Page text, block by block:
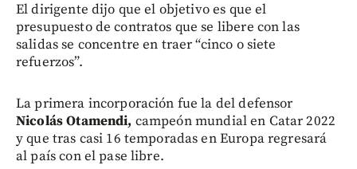
El dirigente dijo que el objetivo es que el
presupuesto de contratos que se libere con las
salidas se concentre en traer “cinco o siete
refuerzos”.
La primera incorporación fue la del defensor
Nicolás Otamendi, campeón mundial en Catar 2022
y que tras casi 16 temporadas en Europa regresará
al país con el pase libre.